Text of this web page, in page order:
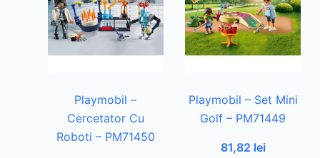
Playmobil –
Cercetator Cu
Roboti – PM71450
Playmobil – Set Mini
Golf – PM71449
81,82 lei